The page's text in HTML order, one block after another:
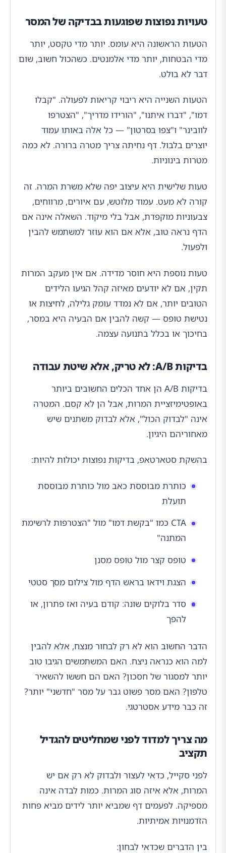
טעויות נפוצות שפוגעות בבדיקה של המסר
הטעות הראשונה היא עומס. יותר מדי טקסט, יותר
מדי הבטחות, יותר מדי אלמנטים. כשהכול חשוב, שום
דבר לא בולט.
הטעות השנייה היא ריבוי קריאות לפעולה. "קבלו
דמו", "דברו איתנו", "הורידו מדריך", "הצטרפו
לוובינר" ו"צפו בסרטון" — כל אלה באותו עמוד
יוצרים בלבול. דף נחיתה צריך מטרה ברורה. לא כמה
מטרות בינוניות.
טעות שלישית היא עיצוב יפה שלא משרת המרה. זה
קורה לא מעט. עמוד מלוטש, עם איורים, מרווחים,
צבעוניות מוקפדת, אבל בלי מיקוד. השאלה אינה אם
הדף נראה טוב, אלא אם הוא עוזר למשתמש להבין
ולפעול.
טעות נוספת היא חוסר מדידה. אם אין מעקב המרות
תקין, אם לא יודעים מאיזה קהל הגיעו הלידים
הטובים יותר, אם לא נמדד עומק גלילה, לחיצות או
נטישת טופס — קשה להבין אם הבעיה היא במסר,
בחיכוך או בכלל בתנועה עצמה.
בדיקות A/B: לא טריק, אלא שיטת עבודה
בדיקות A/B הן אחד הכלים החשובים ביותר
באופטימיזציית המרות, אבל הן לא קסם. המטרה
אינה "לבדוק הכול", אלא לבדוק משתנים שיש
מאחוריהם היגיון.
בהשקת סטארטאפ, בדיקות נפוצות יכולות להיות:
כותרת מבוססת כאב מול כותרת מבוססת
תועלת
CTA כמו "בקשת דמו" מול "הצטרפות לרשימת
המתנה"
טופס קצר מול טופס מסנן
הצגת וידאו בראש הדף מול צילום מסך סטטי
סדר בלוקים שונה: קודם בעיה ואז פתרון, או
להפך
הדבר החשוב הוא לא רק לבחור מנצח, אלא להבין
למה הוא כנראה ניצח. האם המשתמשים הגיבו טוב
יותר למסגור של חסכון? האם הם חששו להשאיר
טלפון? האם מסר פשוט גבר על מסר "חדשני" יותר?
זה כבר מידע אסטרטגי.
מה צריך למדוד לפני שמחליטים להגדיל
תקציב
לפני סקייל, כדאי לעצור ולבדוק לא רק אם יש
המרות, אלא איזה סוג המרות. כמות לבדה אינה
מספיקה. לפעמים דף שמביא יותר לידים מביא פחות
הזדמנויות אמיתיות.
בין הדברים שכדאי לבחון: